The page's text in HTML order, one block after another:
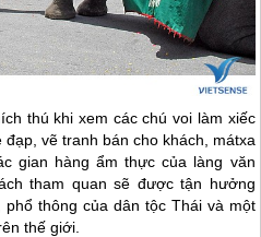
thú khi xem các chú voi làm xiếc
vẽ tranh bán cho khách, mátxa
gian hàng ẩm thực của làng văn
tham quan sẽ được tận hưởng
thông của dân tộc Thái và một
thế giới.